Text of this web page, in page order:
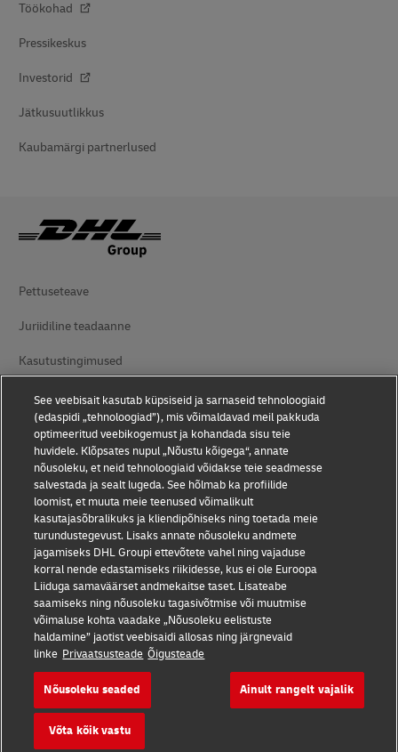
Töökohad
Pressikeskus
Investorid
Jätkusuutlikkus
Kaubamärgi partnerlused
Pettuseteave
Juriidiline teadaanne
Kasutustingimused
Andmekaitse
Juurdepääsetavus
Lisateave
Küpsiste seaded
Jälgige meid
2026 © - all rights reserved
See veebisait kasutab küpsiseid ja sarnaseid tehnoloogiaid
(edaspidi „tehnoloogiad”), mis võimaldavad meil pakkuda
optimeeritud veebikogemust ja kohandada sisu teie
huvidele. Klõpsates nupul „Nõustu kõigega“, annate
nõusoleku, et neid tehnoloogiaid võidakse teie seadmesse
salvestada ja sealt lugeda. See hõlmab ka profiilide
loomist, et muuta meie teenused võimalikult
kasutajasõbralikuks ja kliendipõhiseks ning toetada meie
turundustegevust. Lisaks annate nõusoleku andmete
jagamiseks DHL Groupi ettevõtete vahel ning vajaduse
korral nende edastamiseks riikidesse, kus ei ole Euroopa
Liiduga samaväärset andmekaitse taset. Lisateabe
saamiseks ning nõusoleku tagasivõtmise või muutmise
võimaluse kohta vaadake „Nõusoleku eelistuste
haldamine” jaotist veebisaidi allosas ning järgnevaid
linke Privaatsusteade Õigusteade
Nõusoleku seaded Ainult rangelt vajalik
Võta kõik vastu